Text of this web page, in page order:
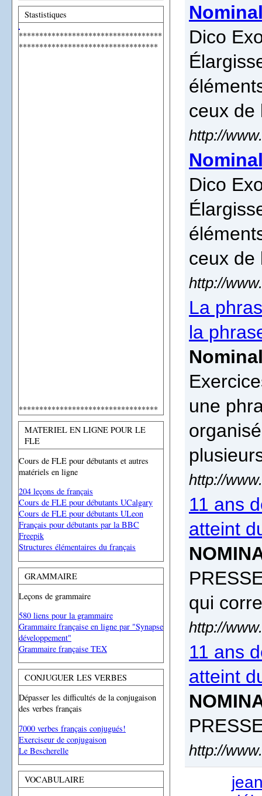
Stastistiques
***********************************
**********************************
**********************************
MATERIEL EN LIGNE POUR LE
FLE
Cours de FLE pour débutants et autres
matériels en ligne
204 leçons de français
Cours de FLE pour débutants UCalgary
Cours de FLE pour débutants ULeon
Français pour débutants par la BBC
Freepik
Structures élémentaires du français
GRAMMAIRE
Leçons de grammaire
580 liens pour la grammaire
Grammaire française en ligne par "Synapse
développement"
Grammaire française TEX
CONJUGUER LES VERBES
Dépasser les difficultés de la conjugaison
des verbes français
7000 verbes français conjugués!
Exerciseur de conjugaison
Le Bescherelle
VOCABULAIRE
Dico
ceux de
http://
Dico
ceux de
http://
La
la
une
http://
11 ans
atteint
qui
http://
11 ans
atteint
http://